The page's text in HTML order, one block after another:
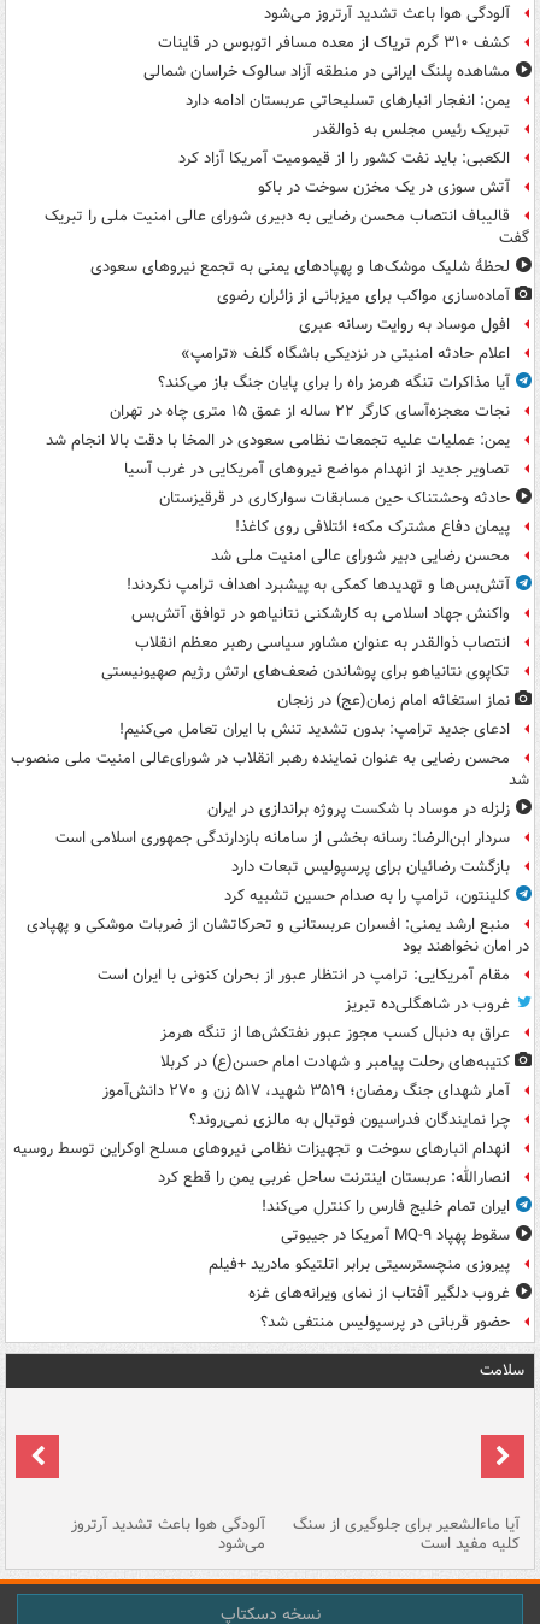
آلودگی هوا باعث تشدید آرتروز می‌شود
کشف ۳۱۰ گرم تریاک از معده مسافر اتوبوس در قاینات
مشاهده پلنگ ایرانی در منطقه آزاد سالوک خراسان شمالی
یمن: انفجار انبارهای تسلیحاتی عربستان ادامه دارد
تبریک رئیس مجلس به ذوالقدر
الکعبی: باید نفت کشور را از قیمومیت آمریکا آزاد کرد
آتش سوزی در یک مخزن سوخت در باکو
قالیباف انتصاب محسن رضایی به دبیری شورای عالی امنیت ملی را تبریک
گفت
لحظۀ شلیک موشک‌ها و پهپادهای یمنی به تجمع نیروهای سعودی
آماده‌سازی مواکب برای میزبانی از زائران رضوی
افول موساد به روایت رسانه عبری
اعلام حادثه امنیتی در نزدیکی باشگاه گلف «ترامپ»
آیا مذاکرات تنگه هرمز راه را برای پایان جنگ باز می‌کند؟
نجات معجزه‌آسای کارگر ۲۲ ساله از عمق ۱۵ متری چاه در تهران
یمن: عملیات علیه تجمعات نظامی سعودی در المخا با دقت بالا انجام شد
تصاویر جدید از انهدام مواضع نیروهای آمریکایی در غرب آسیا
حادثه وحشتناک حین مسابقات سوارکاری در قرقیزستان
پیمان دفاع مشترک مکه؛ ائتلافی روی کاغذ!
محسن رضایی دبیر شورای عالی امنیت ملی شد
آتش‌بس‌ها و تهدیدها کمکی به پیشبرد اهداف ترامپ نکردند!
واکنش جهاد اسلامی به کارشکنی نتانیاهو در توافق آتش‌بس
انتصاب ذوالقدر به عنوان مشاور سیاسی رهبر معظم انقلاب
تکاپوی نتانیاهو برای پوشاندن ضعف‌های ارتش رژیم صهیونیستی
نماز استغاثه امام زمان(عج) در زنجان
ادعای جدید ترامپ: بدون تشدید تنش با ایران تعامل می‌کنیم!
محسن رضایی به عنوان نماینده رهبر انقلاب در شورای‌عالی امنیت ملی منصوب
شد
زلزله در موساد با شکست پروژه براندازی در ایران
سردار ابن‌الرضا: رسانه بخشی از سامانه بازدارندگی جمهوری اسلامی است
بازگشت رضائیان برای پرسپولیس تبعات دارد
کلینتون، ترامپ را به صدام حسین تشبیه کرد
منبع ارشد یمنی: افسران عربستانی و تحرکاتشان از ضربات موشکی و پهپادی
در امان نخواهند بود
مقام آمریکایی: ترامپ در انتظار عبور از بحران کنونی با ایران است
غروب در شاهگلی‌ده تبریز
عراق به دنبال کسب مجوز عبور نفتکش‌ها از تنگه هرمز
کتیبه‌های رحلت پیامبر و شهادت امام حسن(ع) در کربلا
آمار شهدای جنگ رمضان؛ ۳۵۱۹ شهید، ۵۱۷ زن و ۲۷۰ دانش‌آموز
چرا نمایندگان فدراسیون فوتبال به مالزی نمی‌روند؟
انهدام انبارهای سوخت و تجهیزات نظامی نیروهای مسلح اوکراین توسط روسیه
انصارالله: عربستان اینترنت ساحل غربی یمن را قطع کرد
ایران تمام خلیج فارس را کنترل می‌کند!
سقوط پهپاد MQ-۹ آمریکا در جیبوتی
پیروزی منچسترسیتی برابر اتلتیکو مادرید +فیلم
غروب دلگیر آفتاب از نمای ویرانه‌های غزه
حضور قربانی در پرسپولیس منتفی شد؟
سلامت
آیا ماءالشعیر برای جلوگیری از سنگ
کلیه مفید است
آلودگی هوا باعث تشدید آرتروز
می‌شود
نسخه دسکتاپ